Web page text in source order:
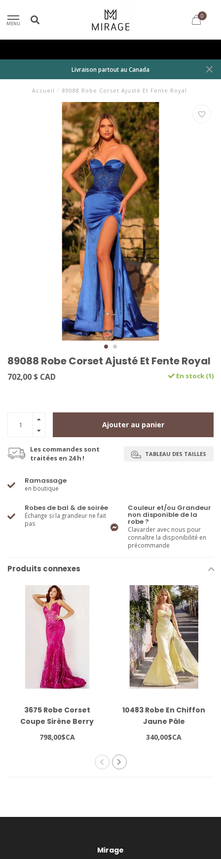
MENU
0
Livraison partout au Canada
Accueil / 89088 Robe Corset Ajusté Et Fente Royal
89088 Robe Corset Ajusté Et Fente Royal
702,00 $ CAD En stock (1)
Ajouter au panier
Les commandes sont
traitées en 24 h !
TABLEAU DES TAILLES
Ramassage
en boutique
Robes de bal & de soirée
Échange si la grandeur ne fait
pas
Couleur et/ou Grandeur
non disponible de la
robe ?
Clavarder avec nous pour
connaître la disponibilité en
précommande
Produits connexes
3675 Robe Corset
Coupe Sirène Berry
798,00$CA
10483 Robe En Chiffon
Jaune Pâle
340,00$CA
Mirage